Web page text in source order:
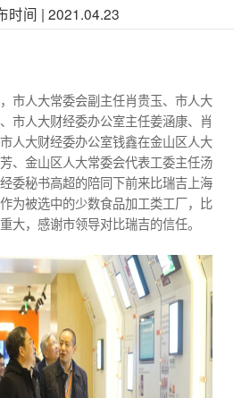
时间 | 2021.04.23
市人大常委会副主任肖贵玉、市人大
市人大财经委办公室主任姜涵康、肖
人大财经委办公室钱鑫在金山区人大
、金山区人大常委会代表工委主任汤
委秘书高超的陪同下前来比瑞吉上海
为被选中的少数食品加工类工厂，比
大，感谢市领导对比瑞吉的信任。